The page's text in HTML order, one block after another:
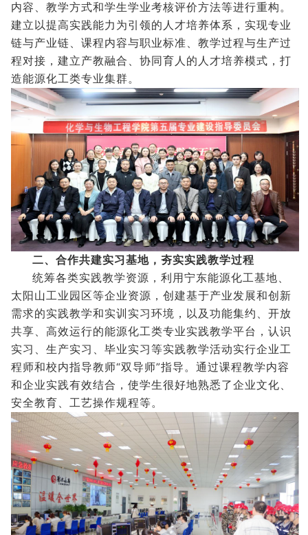
内容、教学方式和学生学业考核评价方法等进行重构。
建立以提高实践能力为引领的人才培养体系，实现专业
链与产业链、课程内容与职业标准、教学过程与生产过
程对接，建立产教融合、协同育人的人才培养模式，打
造能源化工类专业集群。
二、合作共建实习基地，夯实实践教学过程
统筹各类实践教学资源，利用宁东能源化工基地、
太阳山工业园区等企业资源，创建基于产业发展和创新
需求的实践教学和实训实习环境，以及功能集约、开放
共享、高效运行的能源化工类专业实践教学平台，认识
实习、生产实习、毕业实习等实践教学活动实行企业工
程师和校内指导教师“双导师”指导。通过课程教学内容
和企业实践有效结合，使学生很好地熟悉了企业文化、
安全教育、工艺操作规程等。